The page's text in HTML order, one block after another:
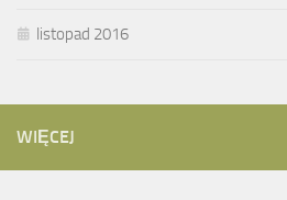
listopad 2016
WIĘCEJ